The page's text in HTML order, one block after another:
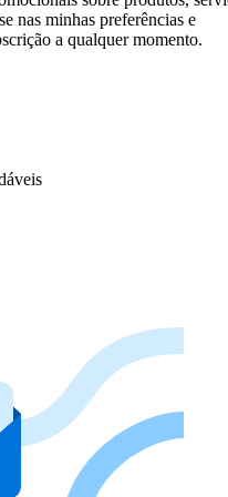
nas minhas preferências e
a qualquer momento.